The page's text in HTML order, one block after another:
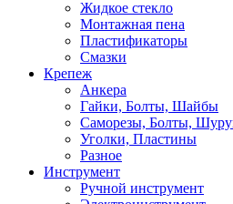
Жидкое стекло
Монтажная пена
Пластификаторы
Смазки
Крепеж
Анкера
Гайки, Болты, Шайбы
Саморезы, Болты,
Уголки, Пластины
Разное
Инструмент
Ручной инструмент